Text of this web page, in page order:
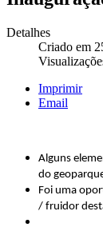
Detalhes
Criado em
Imprimir
Email
Alguns
do
Foi uma
/ fruidor